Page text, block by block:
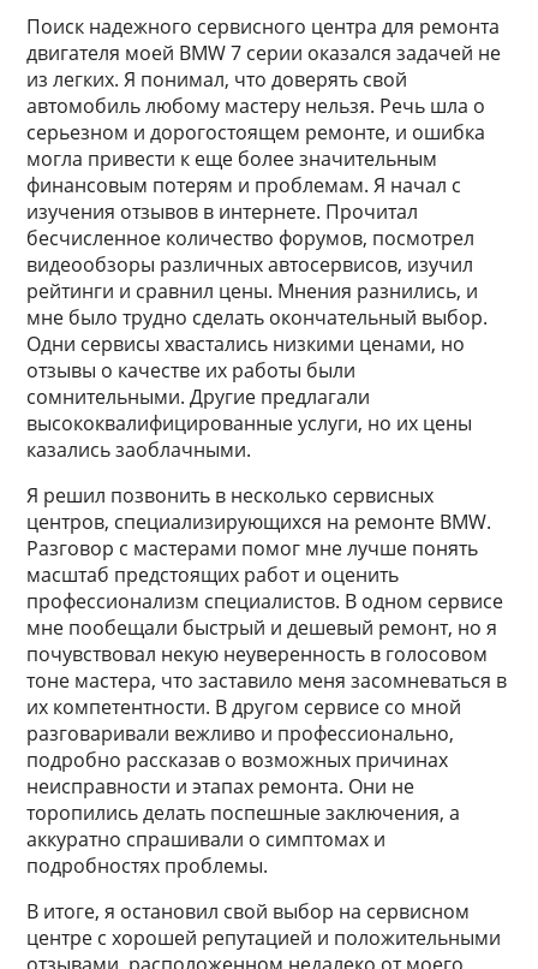
Поиск надежного сервисного центра для ремонта
двигателя моей BMW 7 серии оказался задачей не
из легких. Я понимал, что доверять свой
автомобиль любому мастеру нельзя. Речь шла о
серьезном и дорогостоящем ремонте, и ошибка
могла привести к еще более значительным
финансовым потерям и проблемам. Я начал с
изучения отзывов в интернете. Прочитал
бесчисленное количество форумов, посмотрел
видеообзоры различных автосервисов, изучил
рейтинги и сравнил цены. Мнения разнились, и
мне было трудно сделать окончательный выбор.
Одни сервисы хвастались низкими ценами, но
отзывы о качестве их работы были
сомнительными. Другие предлагали
высококвалифицированные услуги, но их цены
казались заоблачными.
Я решил позвонить в несколько сервисных
центров, специализирующихся на ремонте BMW.
Разговор с мастерами помог мне лучше понять
масштаб предстоящих работ и оценить
профессионализм специалистов. В одном сервисе
мне пообещали быстрый и дешевый ремонт, но я
почувствовал некую неуверенность в голосовом
тоне мастера, что заставило меня засомневаться в
их компетентности. В другом сервисе со мной
разговаривали вежливо и профессионально,
подробно рассказав о возможных причинах
неисправности и этапах ремонта. Они не
торопились делать поспешные заключения, а
аккуратно спрашивали о симптомах и
подробностях проблемы.
В итоге, я остановил свой выбор на сервисном
центре с хорошей репутацией и положительными